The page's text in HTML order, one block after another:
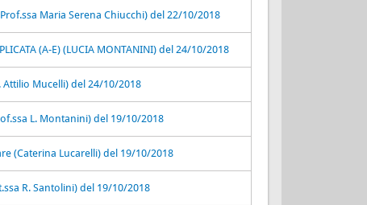
Maria Serena Chiucchi) del 22/10/2018
(A-E) (LUCIA MONTANINI) del 24/10/2018
Attilio Mucelli) del 24/10/2018
L. Montanini) del 19/10/2018
(Caterina Lucarelli) del 19/10/2018
R. Santolini) del 19/10/2018